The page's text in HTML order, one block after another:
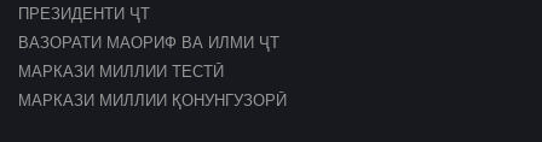
ПРЕЗИДЕНТИ ҶТ
ВАЗОРАТИ МАОРИФ ВА ИЛМИ ҶТ
МАРКАЗИ МИЛЛИИ ТЕСТӢ
МАРКАЗИ МИЛЛИИ ҚОНУНГУЗОРӢ